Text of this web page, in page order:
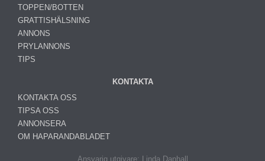
TOPPEN/BOTTEN
GRATTISHÄLSNING
ANNONS
PRYLANNONS
TIPS
KONTAKTA
KONTAKTA OSS
TIPSA OSS
ANNONSERA
OM HAPARANDABLADET
Ansvarig utgivare: Linda Danhall